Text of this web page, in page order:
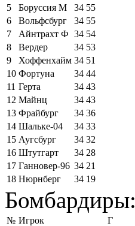
5
Боруссия М 34 55
6
Вольфсбург 34 55
7
Айнтрахт Ф 34 54
8
Вердер 34 53
9
Хоффенхайм 34 51
10 Фортуна 34 44
11 Герта 34 43
12 Майнц 34 43
13 Фрайбург 34 36
14 Шальке-04 34 33
15 Аугсбург 34 32
16 Штутгарт 34 28
17 Ганновер-96 34 21
18 Нюрнберг 34 19
Бомбардиры:
№ Игрок
Г